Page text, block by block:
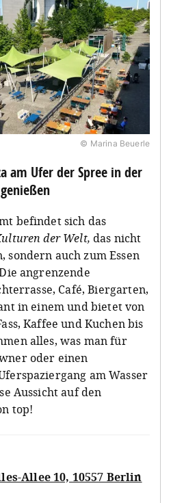
© Marina Beuerle
am Ufer der Spree in der
befindet sich das
der Welt, das nicht
sondern auch zum Essen
angrenzende
Café, Biergarten,
in einem und bietet von
Kaffee und Kuchen bis
alles, was man für
oder einen
am Wasser
Aussicht auf den
top!
Allee 10, 10557 Berlin